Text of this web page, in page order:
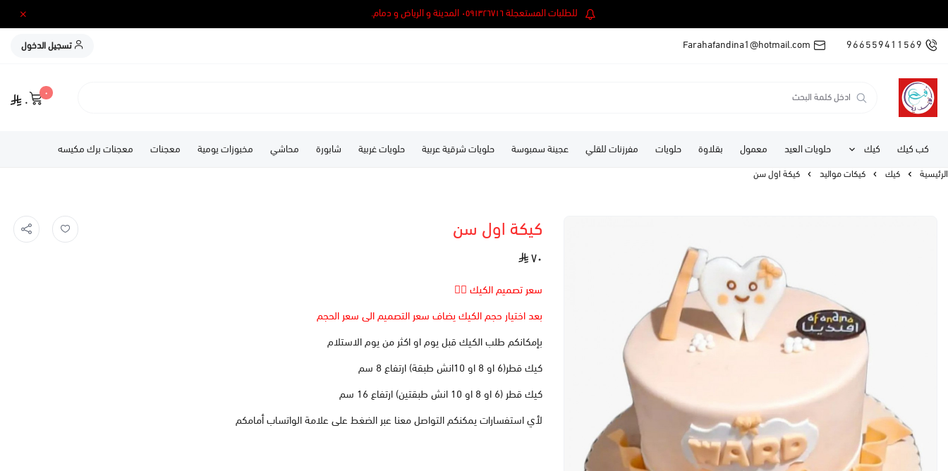
للطلبات المستعجلة ٠٥٩١٣٢٦٧١٦ المدينة و الرياض و دمام.
966559411569
Farahafandina1@hotmail.com تسجيل الدخول
٠
٠
كب كيك كيك حلويات العيد معمول بقلاوة حلويات مفرزنات للقلي عجينة سمبوسة حلويات شرقية عربية حلويات غربية شابورة محاشي مخبوزات يومية معجنات معجنات برك مكيسه
الرئيسية كيك كيكات مواليد كيكة اول سن
كيكة اول سن
٧٠
سعر تصميم الكيك 👆🏻
بعد اختيار حجم الكيك يضاف سعر التصميم الى سعر الحجم
بإمكانكم طلب الكيك قبل يوم او اكثر من يوم الاستلام
كيك قطر(6 او 8 او 10انش طبقة) ارتفاع 8 سم
كيك قطر (6 او 8 او 10 انش طبقتين) ارتفاع 16 سم
لأي استفسارات يمكنكم التواصل معنا عبر الضغط على علامة الواتساب أمامكم